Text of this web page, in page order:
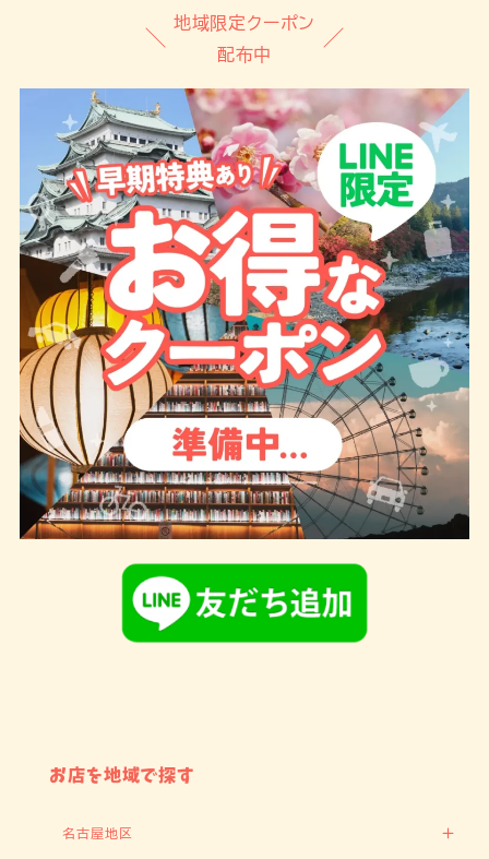
地域限定クーポン
配布中
お店を地域で探す
名古屋地区